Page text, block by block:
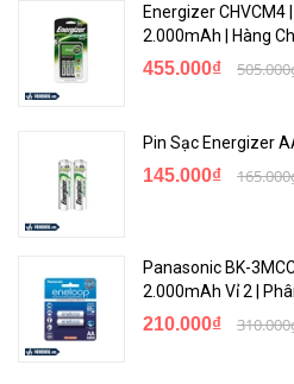
Energizer CHVCM4
2.000mAh | Hàng
455.000₫
Pin Sạc Energizer
145.000₫
Panasonic BK-
2.000mAh Vỉ 2 |
210.000₫